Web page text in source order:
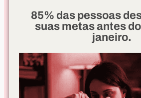
85% das pessoas
suas metas antes
janeiro.